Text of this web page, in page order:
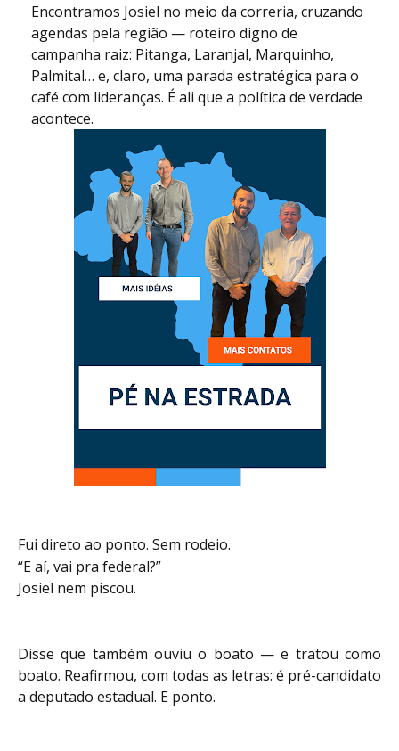
Encontramos Josiel no meio da correria, cruzando
agendas pela região — roteiro digno de
campanha raiz: Pitanga, Laranjal, Marquinho,
Palmital… e, claro, uma parada estratégica para o
café com lideranças. É ali que a política de verdade
acontece.
Fui direto ao ponto. Sem rodeio.
“E aí, vai pra federal?”
Josiel nem piscou.
Disse que também ouviu o boato — e tratou como
boato. Reafirmou, com todas as letras: é pré-candidato
a deputado estadual. E ponto.